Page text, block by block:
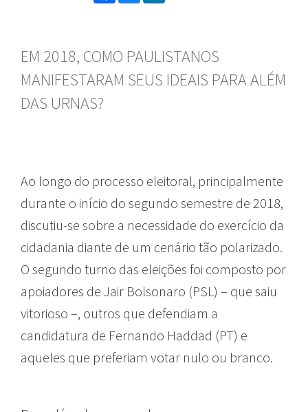
EM 2018, COMO PAULISTANOS
MANIFESTARAM SEUS IDEAIS PARA ALÉM
DAS URNAS?
Ao longo do processo eleitoral, principalmente
durante o início do segundo semestre de 2018,
discutiu-se sobre a necessidade do exercício da
cidadania diante de um cenário tão polarizado.
O segundo turno das eleições foi composto por
apoiadores de Jair Bolsonaro (PSL) – que saiu
vitorioso –, outros que defendiam a
candidatura de Fernando Haddad (PT) e
aqueles que preferiam votar nulo ou branco.